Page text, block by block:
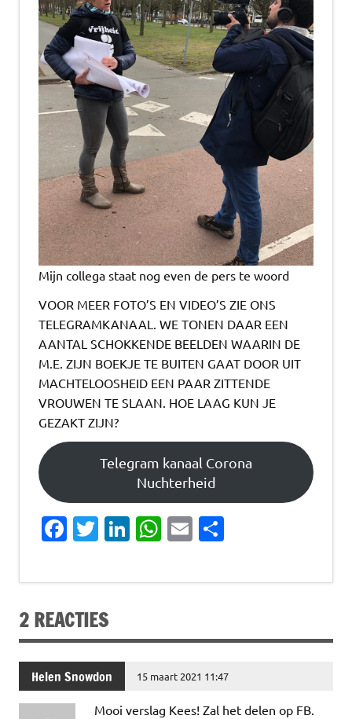
Mijn collega staat nog even de pers te woord
VOOR MEER FOTO’S EN VIDEO’S ZIE ONS
TELEGRAMKANAAL. WE TONEN DAAR EEN
AANTAL SCHOKKENDE BEELDEN WAARIN DE
M.E. ZIJN BOEKJE TE BUITEN GAAT DOOR UIT
MACHTELOOSHEID EEN PAAR ZITTENDE
VROUWEN TE SLAAN. HOE LAAG KUN JE
GEZAKT ZIJN?
Telegram kanaal Corona
Nuchterheid
Fa
e
b
o
o
k
T
it
te
r
Li
k
W
at
p
E
ai e
2 REACTIES
Helen Snowdon 15 maart 2021 11:47
Mooi verslag Kees! Zal het delen op FB.